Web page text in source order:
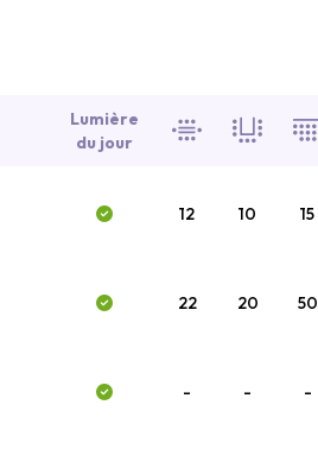
Lumière
du jour
12 10 15
22 20 50
- - -